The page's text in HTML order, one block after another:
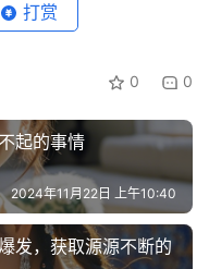
打赏
0 0
起的事情
2024年11月22日 上午10:40
发，获取源源不断的